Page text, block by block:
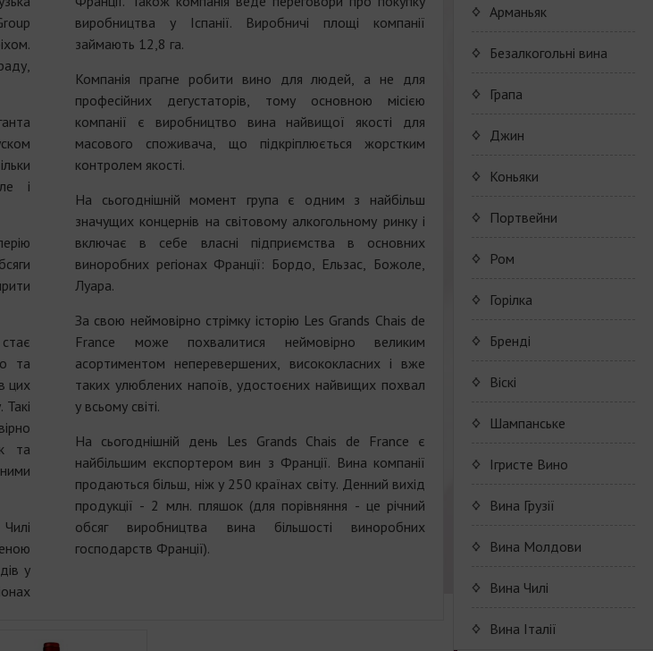
і
та
цих
та
у
виробництва у Іспанії. Виробничі площі компанії
займають 12,8 га.
Компанія прагне робити вино для людей, а не для
професійних дегустаторів, тому основною місією
компанії є виробництво вина найвищої якості для
масового споживача, що підкріплюється жорстким
контролем якості.
На сьогоднішній момент група є одним з найбільш
значущих концернів на світовому алкогольному ринку і
включає в себе власні підприємства в основних
виноробних регіонах Франції: Бордо, Ельзас, Божоле,
Луара.
За свою неймовірно стрімку історію Les Grands Chais de
France може похвалитися неймовірно великим
асортиментом неперевершених, висококласних і вже
таких улюблених напоїв, удостоєних найвищих похвал
у всьому світі.
На сьогоднішній день Les Grands Chais de France є
найбільшим експортером вин з Франції. Вина компанії
продаються більш, ніж у 250 країнах світу. Денний вихід
продукції - 2 млн. пляшок (для порівняння - це річний
обсяг виробництва вина більшості виноробних
господарств Франції).
Арманьяк
Безалкогольні вина
JP. Chenet Alcohol Free
Wine Series JP. Chenet
Arthur Merz Alcohol Free
Wine series Arthur Metz
Appalina Alcohol Free
Wine series Appalina
Alcohol Free
Грапа
Джин
Коньяки
Maison Camus
Cognac CAMUS
Портвейни
Porto Valdouro
Серия портвейнов
(Порто Вальдоро)
Ром
Navy Island Rum
Rum series Navy Island
Горілка
Бренді
JP. Chenet Brandy
JP. Chenet Brandy
Віскі
Шампанське
Champagne Drappier
Сhampagne Drappier
Champagne series
Nature
Iгристе Вино
JP. Chenet Sparkling
Wine series JP. Chenet
Ice Edition
Raventos i Blanc
Wine series Raventos i
Marcel Cabelier
Marcel Cabelier
Ruggeri & C.S.p.a.
Вина Грузії
Shumi
High-quality and and
wine
Вина Молдови
Вина Чилі
Вина Італії